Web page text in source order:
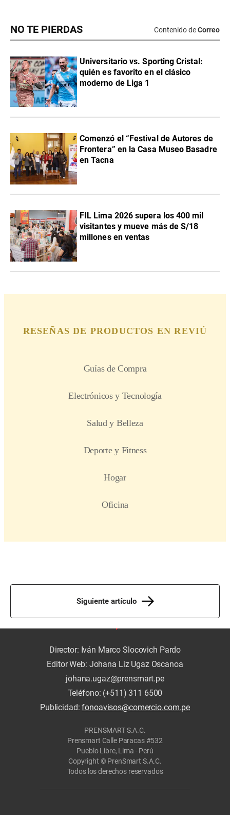
NO TE PIERDAS Contenido deCorreo
Universitario vs. Sporting Cristal:
quién es favorito en el clásico
moderno de Liga 1
Comenzó el “Festival de Autores de
Frontera” en la Casa Museo Basadre
en Tacna
FIL Lima 2026 supera los 400 mil
visitantes y mueve más de S/18
millones en ventas
Siguiente artículo
Director: Iván Marco Slocovich Pardo
Editor Web: Johana Liz Ugaz Oscanoa
johana.ugaz@prensmart.pe
Teléfono: (+511) 311 6500
Publicidad:fonoavisos@comercio.com.pe
PRENSMART S.A.C.
Prensmart Calle Paracas #532
Pueblo Libre, Lima - Perú
Copyright © PrenSmart S.A.C.
Todos los derechos reservados